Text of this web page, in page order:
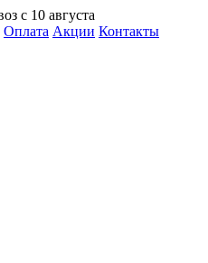
с 10 августа
Оплата Акции Контакты